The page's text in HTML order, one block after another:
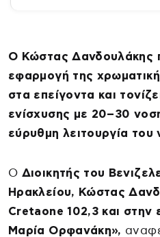
Ο Κώστας Δανδουλάκης
εφαρμογή της
στα επείγοντα και
ενίσχυσης με 20–30
εύρυθμη λειτουργία του
Ο Διοικητής του
Ηρακλείου, Κώστας
Cretaone 102,3 και στην
Μαρία Ορφανάκη»,